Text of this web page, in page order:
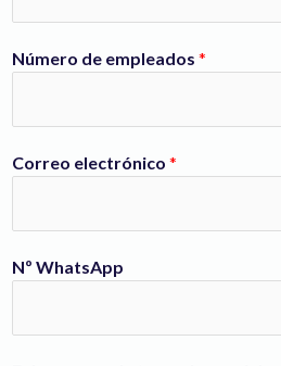
Número de empleados *
Correo electrónico *
Nº WhatsApp